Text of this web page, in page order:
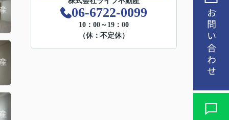
お問い合わせ
06-6722-0099
10：00～19：00
（休：不定休）